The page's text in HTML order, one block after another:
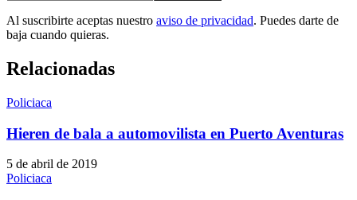
Al suscribirte aceptas nuestro aviso de privacidad. Puedes darte de
baja cuando quieras.
Relacionadas
Policiaca
Hieren de bala a automovilista en Puerto Aventuras
5 de abril de 2019
Policiaca